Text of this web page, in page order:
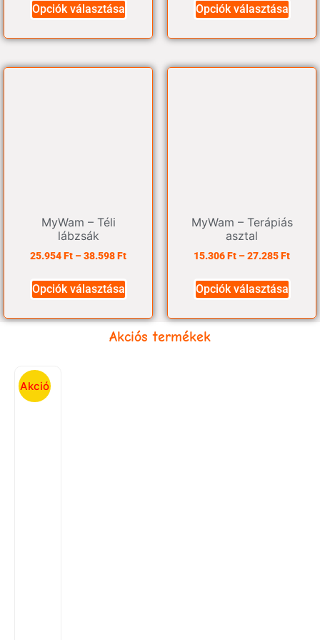
Opciók választása Opciók választása
MyWam – Téli
lábzsák
25.954Ft –38.598Ft
Opciók választása
MyWam – Terápiás
asztal
15.306Ft –27.285Ft
Opciók választása
Akciós termékek
Akció